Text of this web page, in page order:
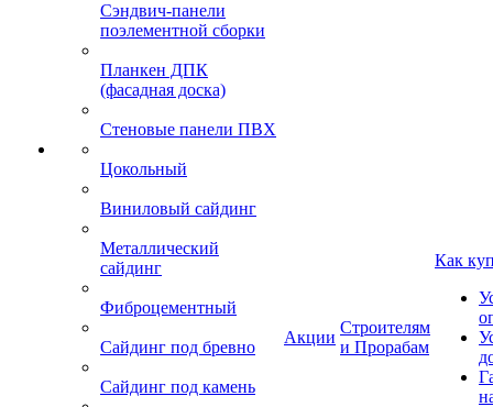
Сэндвич-панели
поэлементной сборки
Планкен ДПК
(фасадная доска)
Стеновые панели ПВХ
Цокольный
Виниловый сайдинг
Металлический
сайдинг
Фиброцементный
Сайдинг под бревно
Сайдинг под камень
Акции
Строителям
и Прорабам
Как